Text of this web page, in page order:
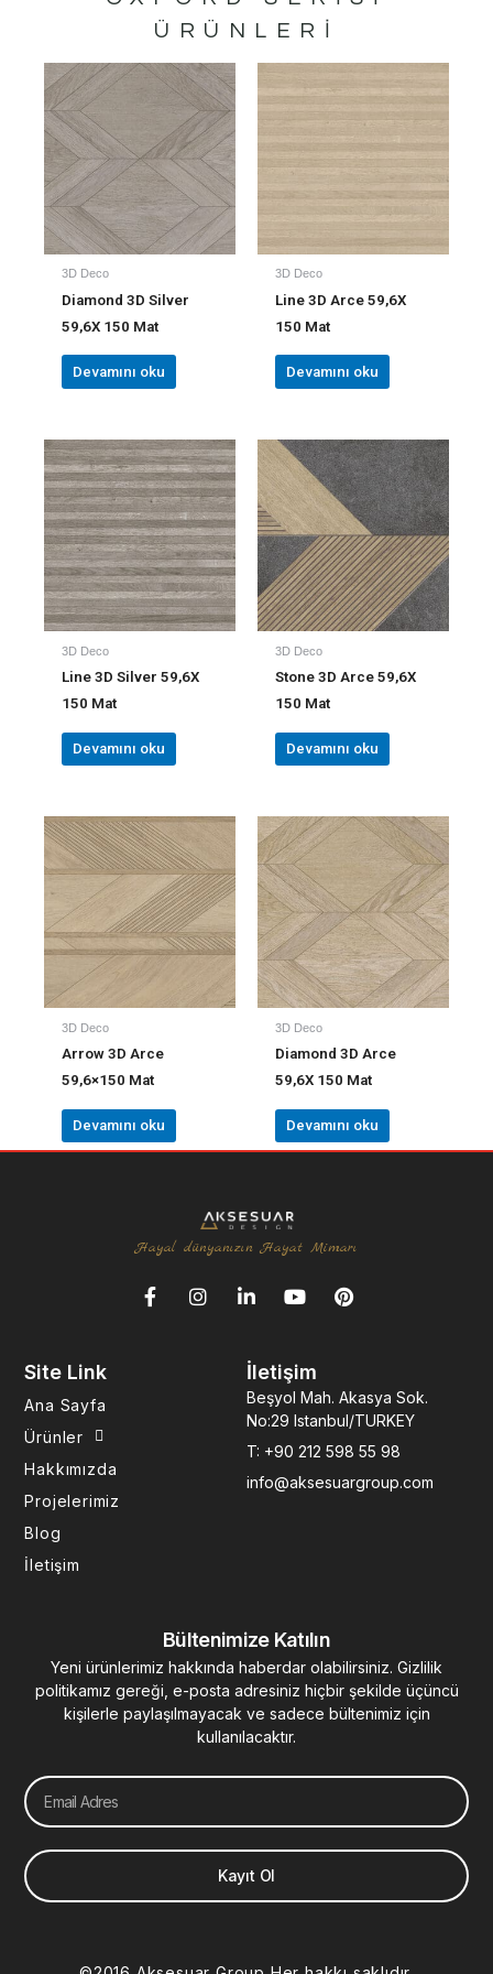
ÜRÜNLERI
3D Deco
Diamond 3D Silver
59,6X 150 Mat
Devamını oku
3D Deco
Line 3D Arce 59,6X
150 Mat
Devamını oku
3D Deco
Line 3D Silver 59,6X
150 Mat
Devamını oku
3D Deco
Stone 3D Arce 59,6X
150 Mat
Devamını oku
3D Deco
Arrow 3D Arce
59,6×150 Mat
Devamını oku
3D Deco
Diamond 3D Arce
59,6X 150 Mat
Devamını oku
Hayal dünyanızın Hayat Mimarı
F
a
I
L
e
d
i
n
-
i
n
Y
u
b
e
P
r
e
s
t
Site Link
Ana Sayfa
Ürünler
Hakkımızda
Projelerimiz
Blog
İletişim
İletişim
Beşyol Mah. Akasya Sok.
No:29 Istanbul/TURKEY
T: +90 212 598 55 98
info@aksesuargroup.com
Bültenimize Katılın
Yeni ürünlerimiz hakkında haberdar olabilirsiniz. Gizlilik
politikamız gereği, e-posta adresiniz hiçbir şekilde üçüncü
kişilerle paylaşılmayacak ve sadece bültenimiz için
kullanılacaktır.
Email
Kayıt Ol